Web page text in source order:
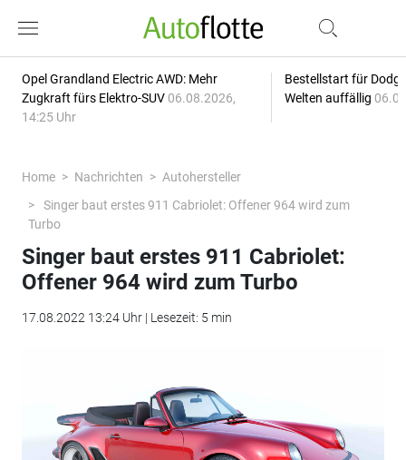
Opel Grandland Electric AWD: Mehr
Zugkraft fürs Elektro-SUV 06.08.2026,
14:25 Uhr
Bestellstart für
Welten auffällig
Home Nachrichten
Autohersteller
Singer baut erstes 911 Cabriolet: Offener 964 wird zum
Turbo
Singer baut erstes 911 Cabriolet:
Offener 964 wird zum Turbo
17.08.2022 13:24 Uhr | Lesezeit: 5 min